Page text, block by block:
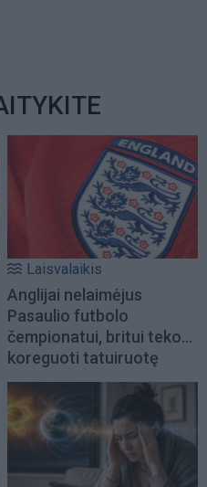
Laisvalaikis
Anglijai nelaimėjus
Pasaulio futbolo
čempionatui, britui teko...
koreguoti tatuiruotę